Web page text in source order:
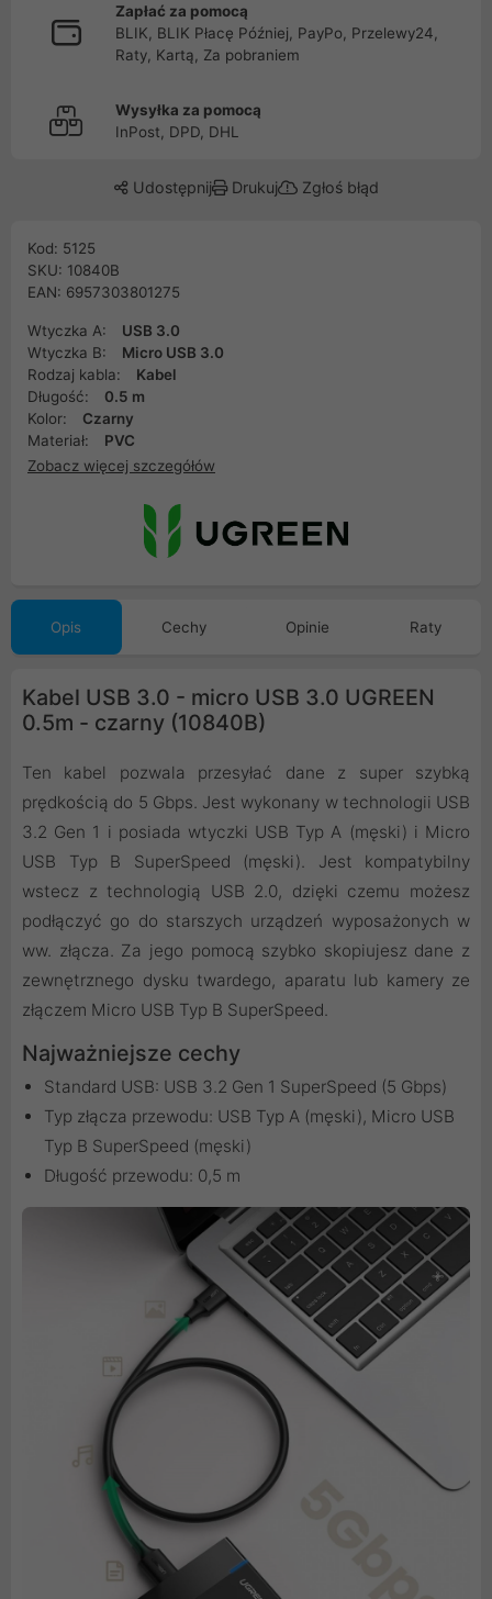
Zapłać za pomocą
BLIK, BLIK Płacę Później, PayPo, Przelewy24,
Raty, Kartą, Za pobraniem
Wysyłka za pomocą
InPost, DPD, DHL
Udostępnij Drukuj Zgłoś błąd
Kod: 5125
SKU: 10840B
EAN: 6957303801275
Wtyczka A:
USB 3.0
Wtyczka B:
Micro USB 3.0
Rodzaj kabla:
Kabel
Długość:
0.5 m
Kolor:
Czarny
Materiał:
PVC
Zobacz więcej szczegółów
Opis Cechy Opinie Raty
Kabel USB 3.0 - micro USB 3.0 UGREEN
0.5m - czarny (10840B)
Ten kabel pozwala przesyłać dane z super szybką
prędkością do 5 Gbps. Jest wykonany w technologii USB
3.2 Gen 1 i posiada wtyczki USB Typ A (męski) i Micro
USB Typ B SuperSpeed (męski). Jest kompatybilny
wstecz z technologią USB 2.0, dzięki czemu możesz
podłączyć go do starszych urządzeń wyposażonych w
ww. złącza. Za jego pomocą szybko skopiujesz dane z
zewnętrznego dysku twardego, aparatu lub kamery ze
złączem Micro USB Typ B SuperSpeed.
Najważniejsze cechy
Standard USB: USB 3.2 Gen 1 SuperSpeed (5 Gbps)
Typ złącza przewodu: USB Typ A (męski), Micro USB
Typ B SuperSpeed (męski)
Długość przewodu: 0,5 m